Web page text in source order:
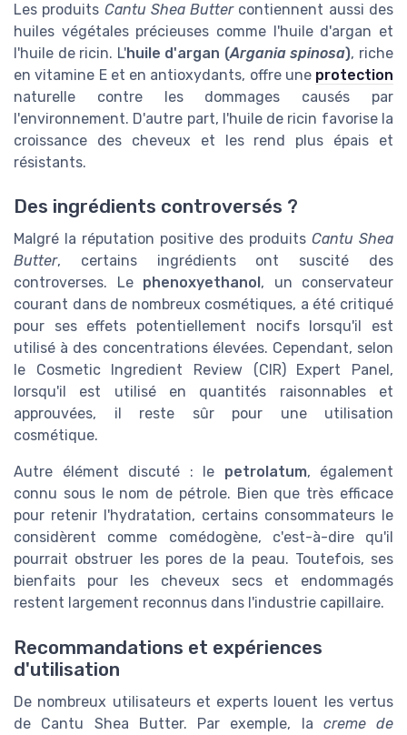
Les produits Cantu Shea Buttercontiennent aussi des
huiles végétales précieuses comme l'huile d'argan et
l'huile de ricin. L'huile d'argan (Argania spinosa), riche
en vitamine E et en antioxydants, offre une protection
naturelle contre les dommages causés par
l'environnement. D'autre part, l'huile de ricin favorise la
croissance des cheveux et les rend plus épais et
résistants.
Des ingrédients controversés ?
Malgré la réputation positive des produits Cantu Shea
Butter, certains ingrédients ont suscité des
controverses. Le phenoxyethanol , un conservateur
courant dans de nombreux cosmétiques, a été critiqué
pour ses effets potentiellement nocifs lorsqu'il est
utilisé à des concentrations élevées. Cependant, selon
le Cosmetic Ingredient Review (CIR) Expert Panel,
lorsqu'il est utilisé en quantités raisonnables et
approuvées, il reste sûr pour une utilisation
cosmétique.
Autre élément discuté : le petrolatum, également
connu sous le nom de pétrole. Bien que très efficace
pour retenir l'hydratation, certains consommateurs le
considèrent comme comédogène, c'est-à-dire qu'il
pourrait obstruer les pores de la peau. Toutefois, ses
bienfaits pour les cheveux secs et endommagés
restent largement reconnus dans l'industrie capillaire.
Recommandations et expériences
d'utilisation
De nombreux utilisateurs et experts louent les vertus
de Cantu Shea Butter. Par exemple, la creme de